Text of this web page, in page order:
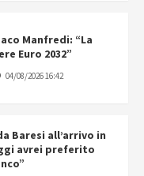
Manfredi: “La
Euro 2032”
04/08/2026 16:42
Baresi all’arrivo in
avrei preferito